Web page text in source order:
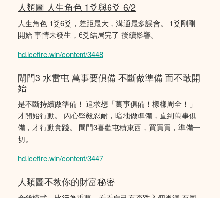
人類圖 人生角色 1爻與6爻 6/2
人生角色 1爻6爻，差距最大，溝通最多誤會。 1爻剛剛
開始 事情未發生，6爻結局完了 後續影響。
hd.icefire.win/content/3448
閘門3 水雷屯 萬事要俱備 不斷做準備 而不敢開
始
是不斷持續做準備！ 追求想「萬事俱備！樣樣周全！」
才開始行動。 內心堅毅忍耐，暗地做準備，直到萬事俱
備，才行動實踐。 閘門3喜歡屯積東西，買買買，準備一
切。
hd.icefire.win/content/3447
人類圖不教你的財富秘密